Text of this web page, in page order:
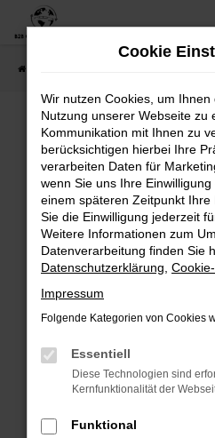
Zum
springen
Fehler: Network
Beim Laden ist ein
Hier sind ein paar Tipps,
Überprüfe deine
Internetverbindung.
Laden andere
Prüfe deine
können das Laden
verhindern.
anderen Browser
Fenster?
Cookie
Wir nutzen Cookies, um
Nutzung unserer Webseite zu
Kommunikation mit Ihnen zu
berücksichtigen hierbei Ihre
verarbeiten Daten für
wenn Sie uns Ihre
einem späteren Zeitpunkt
Sie die Einwilligung jederzeit
Weitere Informationen zum
Datenverarbeitung finden Sie
Datenschutzerklärung
Impressum
Folgende Kategorien von Cookies
Essentiell
Diese Technologien sind
Kernfunktionalität der
Funktional